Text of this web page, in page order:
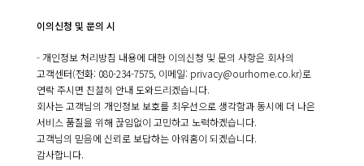
이의신청 및 문의 시
- 개인정보 처리방침 내용에 대한 이의신청 및 문의 사항은 회사의
고객센터(전화: 080-234-7575, 이메일: privacy@ourhome.co.kr)로
연락 주시면 친절히 안내 도와드리겠습니다.
회사는 고객님의 개인정보 보호를 최우선으로 생각함과 동시에 더 나은
서비스 품질을 위해 끊임없이 고민하고 노력하겠습니다.
고객님의 믿음에 신뢰로 보답하는 아워홈이 되겠습니다.
감사합니다.